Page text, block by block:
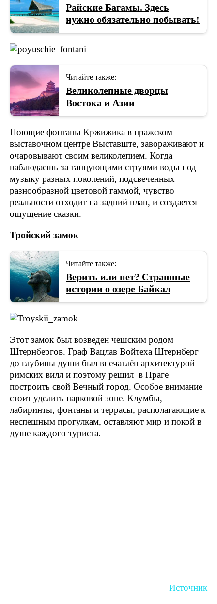
Райские Багамы. Здесь
нужно обязательно побывать!
Читайте также:
Великолепные дворцы
Востока и Азии
Поющие фонтаны Кржижика в пражском
выставочном центре Выставште, завораживают и
очаровывают своим великолепием. Когда
наблюдаешь за танцующими струями воды под
музыку разных поколений, подсвеченных
разнообразной цветовой гаммой, чувство
реальности отходит на задний план, и создается
ощущение сказки.
Тройский замок
Читайте также:
Верить или нет? Страшные
истории о озере Байкал
Этот замок был возведен чешским родом
Штернбергов. Граф Вацлав Войтеха Штернберг
до глубины души был впечатлён архитектурой
римских вилл и поэтому решил в Праге
построить свой Вечный город. Особое внимание
стоит уделить парковой зоне. Клумбы,
лабиринты, фонтаны и террасы, располагающие к
неспешным прогулкам, оставляют мир и покой в
душе каждого туриста.
Источник